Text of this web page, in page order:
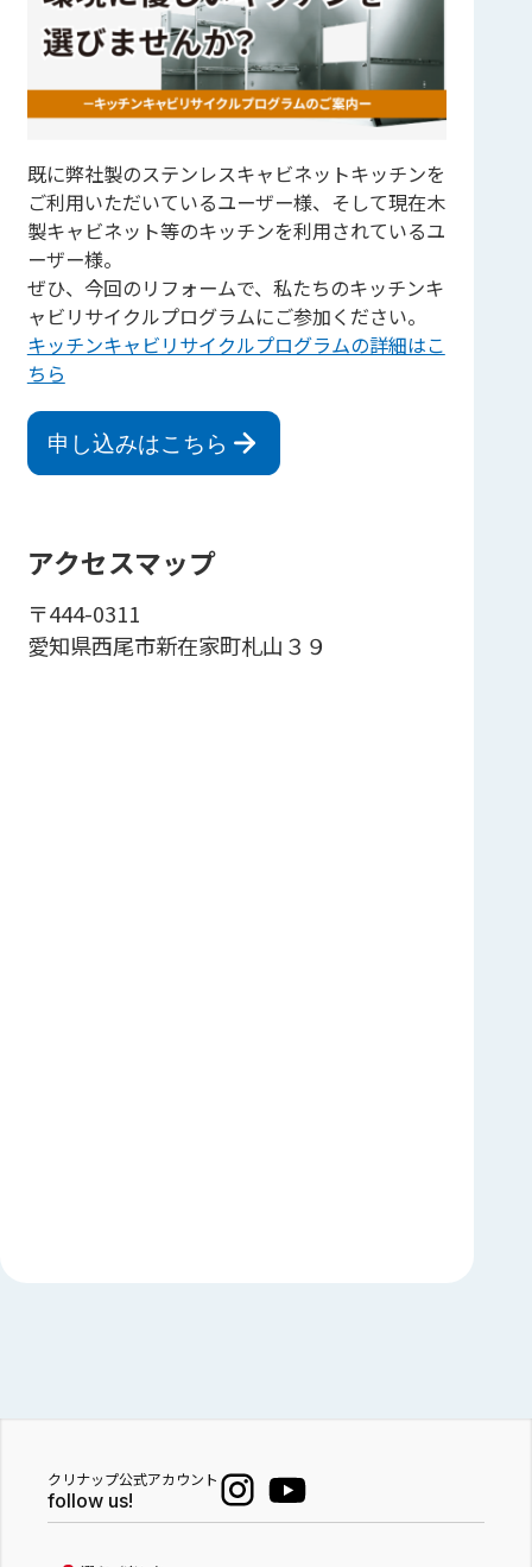
既に弊社製のステンレスキャビネットキッチンを
ご利用いただいているユーザー様、そして現在木
製キャビネット等のキッチンを利用されているユ
ーザー様。
ぜひ、今回のリフォームで、私たちのキッチンキ
ャビリサイクルプログラムにご参加ください。
キッチンキャビリサイクルプログラムの詳細はこ
ちら
申し込みはこちら
アクセスマップ
〒444-0311
愛知県西尾市新在家町札山３９
クリナップ公式アカウント
follow us!